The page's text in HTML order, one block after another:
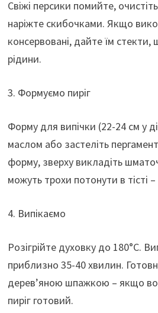
Свіжі персики помийте,
наріжте скибочками. Якщо
консервовані, дайте їм
рідини.
3. Формуємо пиріг
Форму для випічки (22-24 см у
маслом або застеліть
форму, зверху викладіть
можуть трохи потонути в тісті
4. Випікаємо
Розігрійте духовку до 180°C.
приблизно 35-40 хвилин.
дерев’яною шпажкою – якщо
пиріг готовий.